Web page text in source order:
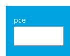
pce